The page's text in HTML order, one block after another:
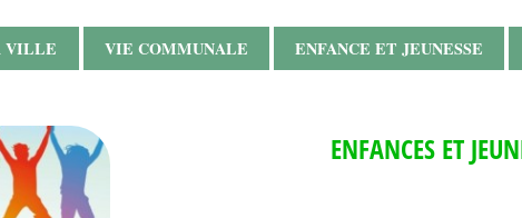
VILLE VIE COMMUNALE ENFANCE ET JEUNESSE
ENFANCES ET